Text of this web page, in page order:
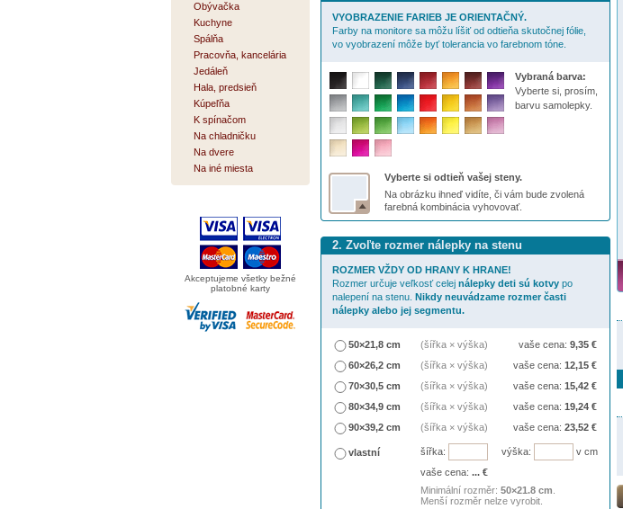
Obývačka
Kuchyne
Spálňa
Pracovňa, kancelária
Jedáleň
Hala, predsieň
Kúpeľňa
K spínačom
Na chladničku
Na dvere
Na iné miesta
Akceptujeme všetky bežné
platobné karty
VYOBRAZENIE FARIEB JE ORIENTAČNÝ.
Farby na monitore sa môžu líšiť od odtieňa skutočnej fólie,
vo vyobrazení môže byť tolerancia vo farebnom tóne.
Vybraná barva:
Vyberte si, prosím,
barvu samolepky.
Vyberte si odtieň vašej steny.
Na obrázku ihneď vidíte, či vám bude zvolená
farebná kombinácia vyhovovať.
2. Zvoľte rozmer nálepky na stenu
ROZMER VŽDY OD HRANY K HRANE!
Rozmer určuje veľkosť celej nálepky deti sú kotvy po
nalepení na stenu. Nikdy neuvádzame rozmer časti
nálepky alebo jej segmentu.
50×21,8 cm (šířka × výška) vaše cena: 9,35 €
60×26,2 cm
(šířka × výška) vaše cena: 12,15 €
70×30,5 cm
(šířka × výška) vaše cena: 15,42 €
80×34,9 cm
(šířka × výška) vaše cena: 19,24 €
90×39,2 cm
(šířka × výška) vaše cena: 23,52 €
vlastní šířka: výška:
v cm
vaše cena: ... €
Minimální rozměr: 50×21.8 cm
Menší rozměr nelze vyrobit.